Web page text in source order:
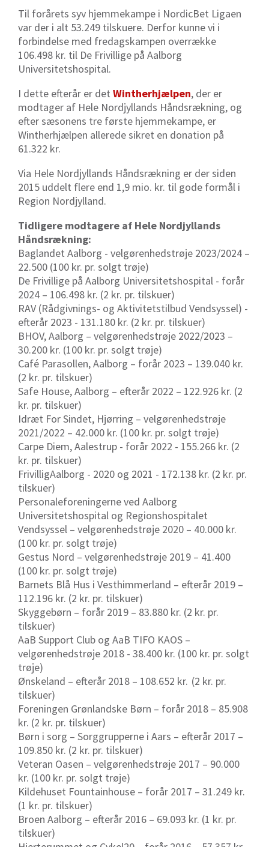
Til forårets syv hjemmekampe i NordicBet Ligaen
var der i alt 53.249 tilskuere. Derfor kunne vi i
forbindelse med fredagskampen overrække
106.498 kr. til De Frivillige på Aalborg
Universitetshospital.
I dette efterår er det Wintherhjælpen, der er
modtager af Hele Nordjyllands Håndsrækning, og
efter sæsonens tre første hjemmekampe, er
Wintherhjælpen allerede sikret en donation på
61.322 kr.
Via Hele Nordjyllands Håndsrækning er der siden
2015 uddelt flere end 1,9 mio. kr. til gode formål i
Region Nordjylland.
Tidligere modtagere af Hele Nordjyllands
Håndsrækning:
Baglandet Aalborg - velgørenhedstrøje 2023/2024 –
22.500 (100 kr. pr. solgt trøje)
De Frivillige på Aalborg Universitetshospital - forår
2024 – 106.498 kr. (2 kr. pr. tilskuer)
RAV (Rådgivnings- og Aktivitetstilbud Vendsyssel) -
efterår 2023 - 131.180 kr. (2 kr. pr. tilskuer)
BHOV, Aalborg – velgørenhedstrøje 2022/2023 –
30.200 kr. (100 kr. pr. solgt trøje)
Café Parasollen, Aalborg – forår 2023 – 139.040 kr.
(2 kr. pr. tilskuer)
Safe House, Aalborg – efterår 2022 – 122.926 kr. (2
kr. pr. tilskuer)
Idræt For Sindet, Hjørring – velgørenhedstrøje
2021/2022 – 42.000 kr. (100 kr. pr. solgt trøje)
Carpe Diem, Aalestrup - forår 2022 - 155.266 kr. (2
kr. pr. tilskuer)
FrivilligAalborg - 2020 og 2021 - 172.138 kr. (2 kr. pr.
tilskuer)
Personaleforeningerne ved Aalborg
Universitetshospital og Regionshospitalet
Vendsyssel – velgørenhedstrøje 2020 – 40.000 kr.
(100 kr. pr. solgt trøje)
Gestus Nord – velgørenhedstrøje 2019 – 41.400
(100 kr. pr. solgt trøje)
Barnets Blå Hus i Vesthimmerland – efterår 2019 –
112.196 kr. (2 kr. pr. tilskuer)
Skyggebørn – forår 2019 – 83.880 kr. (2 kr. pr.
tilskuer)
AaB Support Club og AaB TIFO KAOS –
velgørenhedstrøje 2018 - 38.400 kr. (100 kr. pr. solgt
trøje)
Ønskeland – efterår 2018 – 108.652 kr. (2 kr. pr.
tilskuer)
Foreningen Grønlandske Børn – forår 2018 – 85.908
kr. (2 kr. pr. tilskuer)
Børn i sorg – Sorggrupperne i Aars – efterår 2017 –
109.850 kr. (2 kr. pr. tilskuer)
Veteran Oasen – velgørenhedstrøje 2017 – 90.000
kr. (100 kr. pr. solgt trøje)
Kildehuset Fountainhouse – forår 2017 – 31.249 kr.
(1 kr. pr. tilskuer)
Broen Aalborg – efterår 2016 – 69.093 kr. (1 kr. pr.
tilskuer)